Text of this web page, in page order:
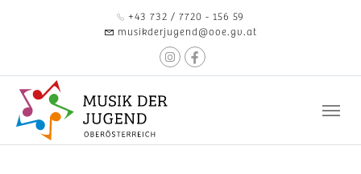
+43 732 / 7720 - 156 59
musikderjugend@ooe.gv.at